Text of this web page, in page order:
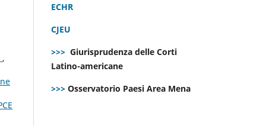
,
ECHR
CJEU
>>> Giurisprudenza delle Corti
Latino-americane
>>> Osservatorio Paesi Area Mena